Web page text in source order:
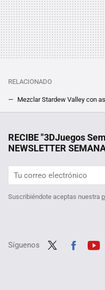
RELACIONADO
RECIBE "3DJuegos
NEWSLETTER
Suscribiéndote aceptas nuestra
Síguenos